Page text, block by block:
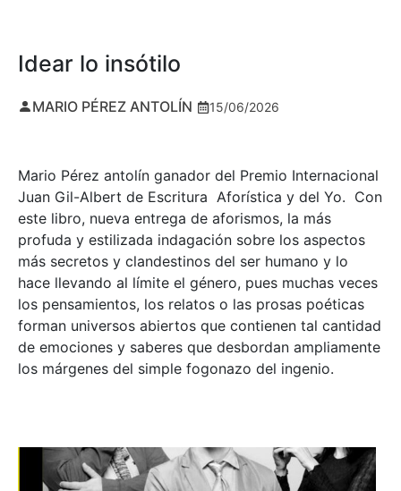
Idear lo insótilo
MARIO PÉREZ ANTOLÍN 15/06/2026
Mario Pérez antolín ganador del Premio Internacional
Juan Gil-Albert de Escritura Aforística y del Yo. Con
este libro, nueva entrega de aforismos, la más
profuda y estilizada indagación sobre los aspectos
más secretos y clandestinos del ser humano y lo
hace llevando al límite el género, pues muchas veces
los pensamientos, los relatos o las prosas poéticas
forman universos abiertos que contienen tal cantidad
de emociones y saberes que desbordan ampliamente
los márgenes del simple fogonazo del ingenio.